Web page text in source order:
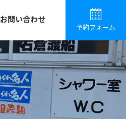
お問い合わせ
予約フォーム